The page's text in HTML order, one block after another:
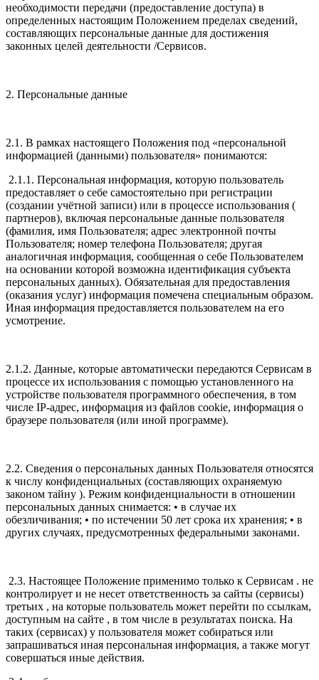
необходимости передачи (предоставление доступа) в
определенных настоящим Положением пределах сведений,
составляющих персональные данные для достижения
законных целей деятельности /Сервисов.
2. Персональные данные
2.1. В рамках настоящего Положения под «персональной
информацией (данными) пользователя» понимаются:
2.1.1. Персональная информация, которую пользователь
предоставляет о себе самостоятельно при регистрации
(создании учётной записи) или в процессе использования (
партнеров), включая персональные данные пользователя
(фамилия, имя Пользователя; адрес электронной почты
Пользователя; номер телефона Пользователя; другая
аналогичная информация, сообщенная о себе Пользователем
на основании которой возможна идентификация субъекта
персональных данных). Обязательная для предоставления
(оказания услуг) информация помечена специальным образом.
Иная информация предоставляется пользователем на его
усмотрение.
2.1.2. Данные, которые автоматически передаются Сервисам в
процессе их использования с помощью установленного на
устройстве пользователя программного обеспечения, в том
числе IP-адрес, информация из файлов cookie, информация о
браузере пользователя (или иной программе).
2.2. Сведения о персональных данных Пользователя относятся
к числу конфиденциальных (составляющих охраняемую
законом тайну ). Режим конфиденциальности в отношении
персональных данных снимается: • в случае их
обезличивания; • по истечении 50 лет срока их хранения; • в
других случаях, предусмотренных федеральными законами.
2.3. Настоящее Положение применимо только к Сервисам . не
контролирует и не несет ответственность за сайты (сервисы)
третьих , на которые пользователь может перейти по ссылкам,
доступным на сайте , в том числе в результатах поиска. На
таких (сервисах) у пользователя может собираться или
запрашиваться иная персональная информация, а также могут
совершаться иные действия.